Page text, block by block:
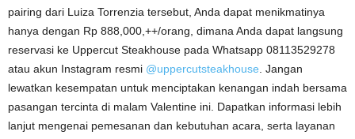
pairing dari Luiza Torrenzia tersebut, Anda dapat menikmatinya
hanya dengan Rp 888,000,++/orang, dimana Anda dapat langsung
reservasi ke Uppercut Steakhouse pada Whatsapp 08113529278
atau akun Instagram resmi @uppercutsteakhouse . Jangan
lewatkan kesempatan untuk menciptakan kenangan indah bersama
pasangan tercinta di malam Valentine ini. Dapatkan informasi lebih
lanjut mengenai pemesanan dan kebutuhan acara, serta layanan